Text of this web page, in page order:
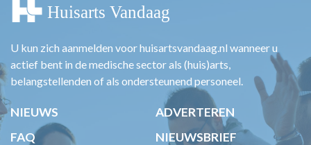
U kun zich aanmelden voor huisartsvandaag.nl wanneer u
actief bent in de medische sector als (huis)arts,
belangstellenden of als ondersteunend personeel.
NIEUWS
ADVERTEREN
FAQ
NIEUWSBRIEF